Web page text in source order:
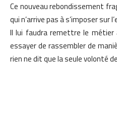
Ce nouveau rebondissement
qui n’arrive pas à s’imposer sur
Il lui faudra remettre le métier
essayer de rassembler de
rien ne dit que la seule volonté